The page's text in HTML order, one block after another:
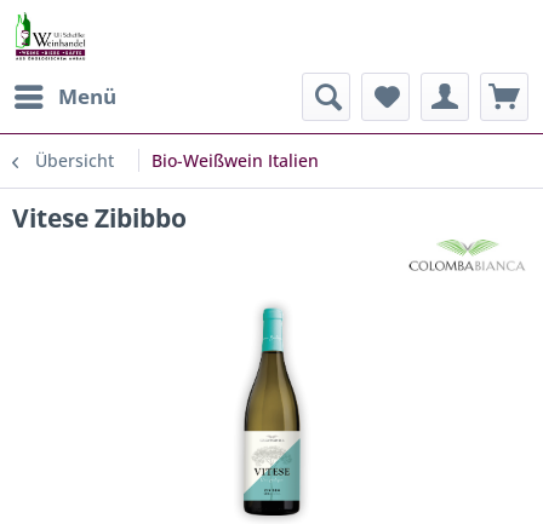
Menü
Übersicht Bio-Weißwein Italien
Vitese Zibibbo